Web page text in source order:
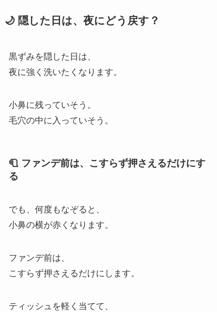
🌙 隠した日は、夜にどう戻す？
黒ずみを隠した日は、
夜に強く洗いたくなります。
小鼻に残っていそう。
毛穴の中に入っていそう。
🧻 ファンデ前は、こすらず押さえるだけにす
る
でも、何度もなぞると、
小鼻の横が赤くなります。
ファンデ前は、
こすらず押さえるだけにします。
ティッシュを軽く当てて、